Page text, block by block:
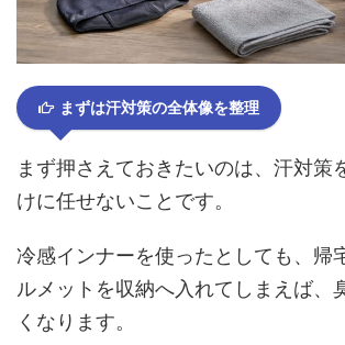
まずは汗対策の全体像を整理
まず押さえておきたいのは、汗対策
けに任せないことです。
冷感インナーを使ったとしても、帰
ルメットを収納へ入れてしまえば、
くなります。